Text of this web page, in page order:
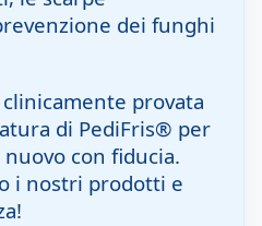
dei funghi
provata
di PediFris® per
con fiducia.
i nostri prodotti e